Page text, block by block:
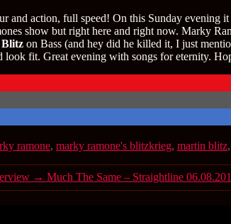
and action, full speed! On this Sunday evening it
show but right here and right now. Marky
on Bass (and hey did he killed it, I just
look fit. Great evening with songs for eternity.
ramone, marky ramone's blitzkrieg, martin blitz,
→ Much The Same – Straightline